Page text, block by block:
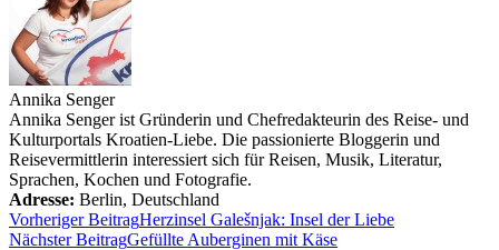
Annika Senger
Annika Senger ist Gründerin und Chefredakteurin des Reise- und
Kulturportals Kroatien-Liebe. Die passionierte Bloggerin und
Reisevermittlerin interessiert sich für Reisen, Musik, Literatur,
Sprachen, Kochen und Fotografie.
Adresse: Berlin, Deutschland
Vorheriger BeitragHerzinsel Galešnjak: Insel der Liebe
Nächster BeitragGefüllte Auberginen mit Käse